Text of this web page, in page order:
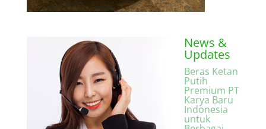
News &
Updates
Beras Ketan
Putih
Premium PT
Karya Baru
Indonesia
untuk